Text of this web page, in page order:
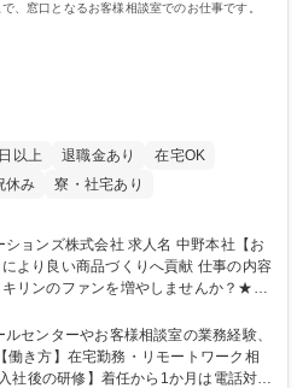
、窓口となるお客様相談室でのお仕事です。
以上 退職金あり
在宅OK
休み 寮・社宅あり
社 求人名 中野本社【お
い商品づくりへ貢献 仕事の内容
リンのファンを増やしませんか？★≫
に活かしていく上で、窓口となるお客
。お客様からの声に迅速かつ誠意をも
ループ内活動に反映しています。 【具
センターやお客様相談室の業務経験、
き方】在宅勤務・リモートワーク相